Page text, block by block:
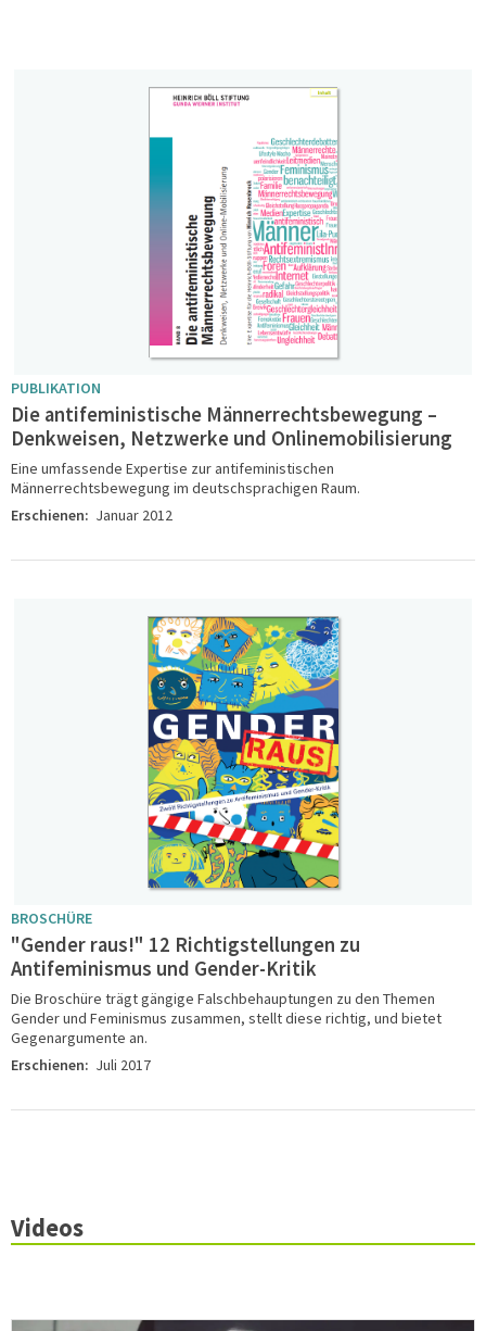
PUBLIKATION
Die antifeministische Männerrechtsbewegung –
Denkweisen, Netzwerke und Onlinemobilisierung
Eine umfassende Expertise zur antifeministischen
Männerrechtsbewegung im deutschsprachigen Raum.
Erschienen: Januar 2012
BROSCHÜRE
"Gender raus!" 12 Richtigstellungen zu
Antifeminismus und Gender-Kritik
Die Broschüre trägt gängige Falschbehauptungen zu den Themen
Gender und Feminismus zusammen, stellt diese richtig, und bietet
Gegenargumente an.
Erschienen: Juli 2017
Videos